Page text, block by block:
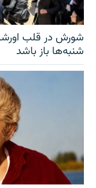
شورش در قلب
شنبه‌ها باز باشد